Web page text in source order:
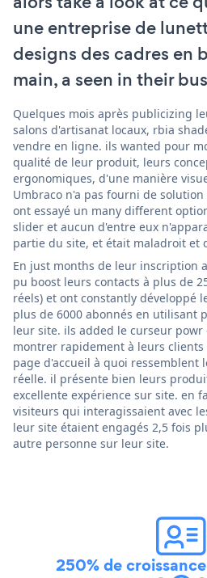
une entreprise de
designs des cadres en
main, a seen in their
Quelques mois après publicizing
salons d'artisanat locaux, rbia
vendre en ligne. ils wanted pour
qualité de leur produit, leurs
ergonomiques, d'une manière
Umbraco n'a pas fourni de
ont essayé un many different
slider et aucun d'entre eux
partie du site, et était maladroit et
En just months de leur inscription
pu boost leurs contacts à plus de
réels) et ont constantly développé
plus de 6000 abonnés en utilisant
leur site. ils added le curseur powr
montrer rapidement à leurs
page d'accueil à quoi ressemblent
réelle. il présente bien leurs
excellente expérience sur site. en
visiteurs qui interagissaient avec
leur site étaient engagés 2,5 fois
autre personne sur leur site.
250% de croissance